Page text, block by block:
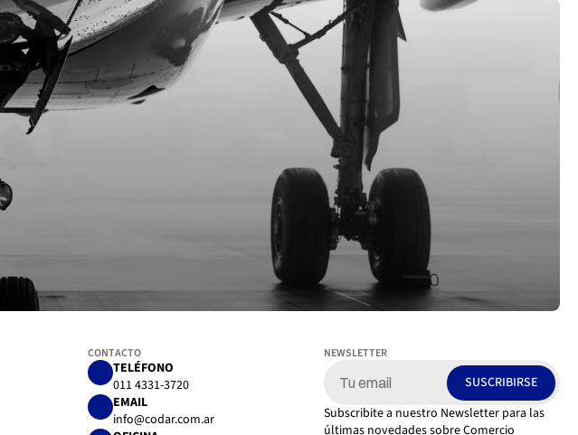
CONTACTO
TELÉFONO
011 4331-3720
EMAIL
info@codar.com.ar
NEWSLETTER
SUSCRIBIRSE
Subscribite a nuestro Newsletter para las
últimas novedades sobre Comercio